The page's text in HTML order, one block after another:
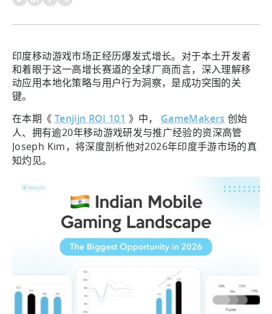
印度移动游戏市场正经历爆发式增长。对于本土开发者
和着眼于这一高增长赛道的全球厂商而言，深入理解移
动应用本地化策略与用户行为洞察，是成功突围的关
键。
在本期《 Tenjijn ROI 101 》中， GameMakers 创始
人、拥有逾20年移动游戏研发与推广经验的资深高管
Joseph Kim，将深度剖析他对2026年印度手游市场的真
知灼见。